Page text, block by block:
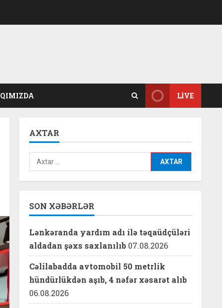
LIVE
AXTAR
Axtarış:
SON XƏBƏRLƏR
Lənkəranda yardım adı ilə təqaüdçüləri
aldadan şəxs saxlanılıb 07.08.2026
Cəlilabadda avtomobil 50 metrlik
hündürlükdən aşıb, 4 nəfər xəsarət alıb
06.08.2026